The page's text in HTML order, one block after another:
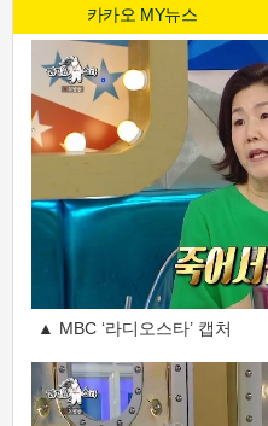
카카오 MY뉴스
▲ MBC ‘라디오스타’ 캡처